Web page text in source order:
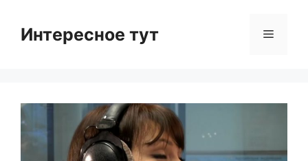
contentИнтересное тут Menu